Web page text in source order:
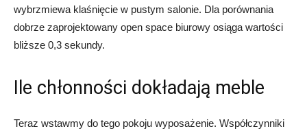
wybrzmiewa klaśnięcie w pustym salonie. Dla porównania
dobrze zaprojektowany open space biurowy osiąga wartości
bliższe 0,3 sekundy.
Ile chłonności dokładają meble
Teraz wstawmy do tego pokoju wyposażenie. Współczynniki